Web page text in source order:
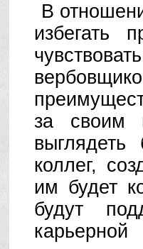
В
избегать
за своим
коллег,
им будет
будут